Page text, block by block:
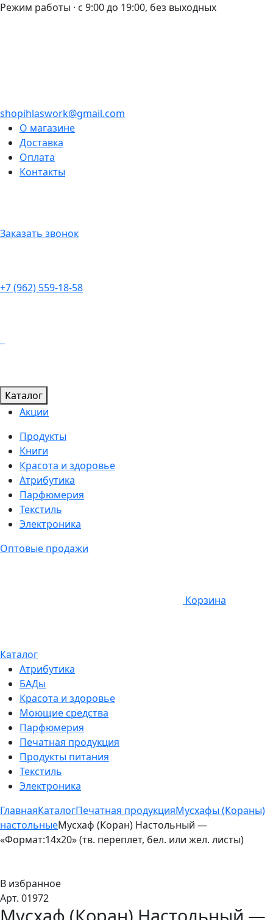
Режим работы · с 9:00 до 19:00, без выходных
shopihlaswork@gmail.com
О магазине
Доставка
Оплата
Контакты
Заказать звонок
+7 (962) 559-18-58
Каталог
Акции
Продукты
Книги
Красота и здоровье
Атрибутика
Парфюмерия
Текстиль
Электроника
Оптовые продажи
Корзина
Каталог
Атрибутика
БАДы
Красота и здоровье
Моющие средства
Парфюмерия
Печатная продукция
Продукты питания
Текстиль
Электроника
ГлавнаяКаталогПечатная продукцияМусхафы (Кораны)
настольныеМусхаф (Коран) Настольный —
«Формат:14х20» (тв. переплет, бел. или жел. листы)
В избранное
Арт. 01972